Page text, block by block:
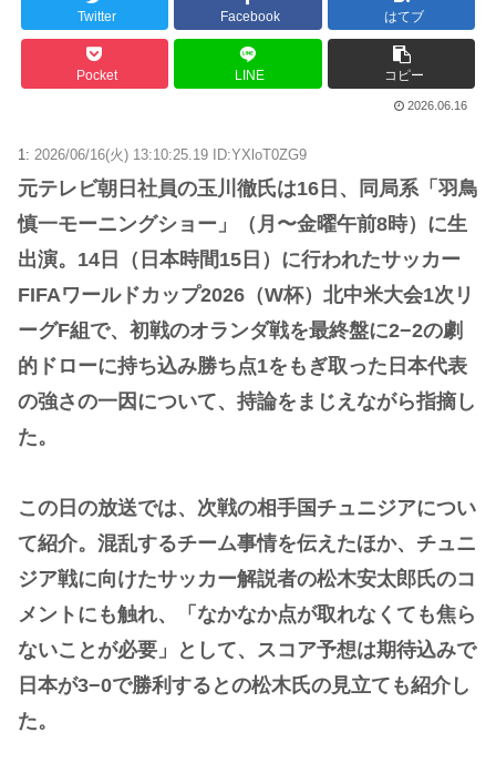
Twitter Facebook はてブ
Pocket LINE コピー
2026.06.16
1: 2026/06/16(火) 13:10:25.19 ID:YXloT0ZG9
元テレビ朝日社員の玉川徹氏は16日、同局系「羽鳥
慎一モーニングショー」（月〜金曜午前8時）に生
出演。14日（日本時間15日）に行われたサッカー
FIFAワールドカップ2026（W杯）北中米大会1次リ
ーグF組で、初戦のオランダ戦を最終盤に2−2の劇
的ドローに持ち込み勝ち点1をもぎ取った日本代表
の強さの一因について、持論をまじえながら指摘し
た。
この日の放送では、次戦の相手国チュニジアについ
て紹介。混乱するチーム事情を伝えたほか、チュニ
ジア戦に向けたサッカー解説者の松木安太郎氏のコ
メントにも触れ、「なかなか点が取れなくても焦ら
ないことが必要」として、スコア予想は期待込みで
日本が3−0で勝利するとの松木氏の見立ても紹介し
た。